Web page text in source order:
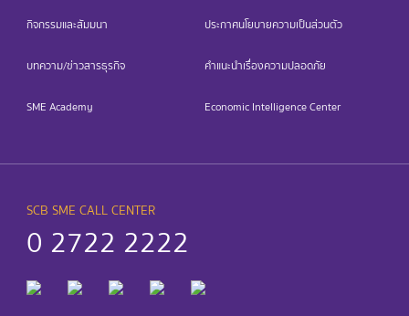
กิจกรรมและสัมมนา ประกาศนโยบายความเป็นส่วนตัว
บทความ/ข่าวสารธุรกิจ คำแนะนำเรื่องความปลอดภัย
SME Academy Economic Intelligence Center
SCB SME CALL CENTER
0 2722 2222